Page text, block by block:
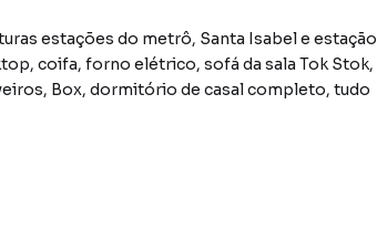
estações do metrô, Santa Isabel e estação
Box, dormitório de casal completo, tudo